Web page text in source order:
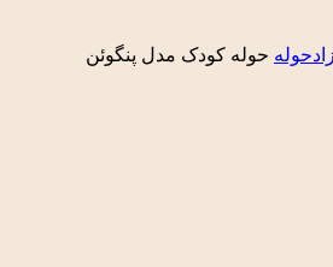
حوله حوله کودک مدل پنگوئن